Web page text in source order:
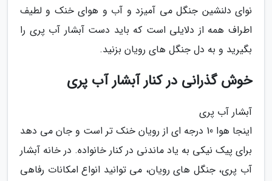
نوای دلنشین جنگل می آمیزد و آب و هوای خنک و لطیف
اطراف همه از دلایلی است که باید دست آبشار آب پری را
بگیرید و به دل جنگل های رویان بزنید.
خوش گذرانی در کنار آبشار آب پری
آبشار آب پری
اینجا هوا 10 درجه ای از رویان خنک تر است و جان می دهد
برای پیک نیکی به یاد ماندنی در کنار خانواده. در خانه آبشار
آب پری، جنگل های رویان، می توانید انواع امکانات رفاهی